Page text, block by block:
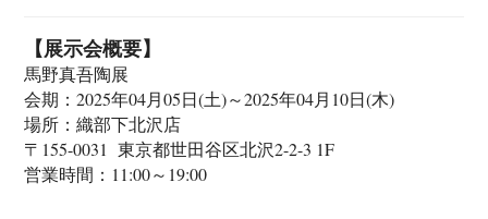
【展示会概要】
馬野真吾陶展
会期：2025年04月05日(土)～2025年04月10日(木)
場所：織部下北沢店
〒155-0031 東京都世田谷区北沢2-2-3 1F
営業時間：11:00～19:00